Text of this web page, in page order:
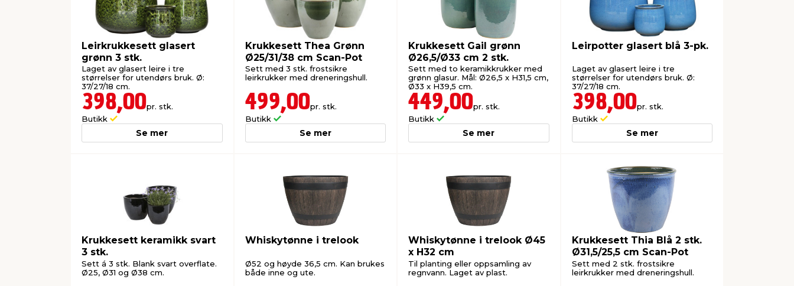
Leirkrukkesett glasert
grønn 3 stk.
Laget av glasert leire i tre
størrelser for utendørs bruk. Ø:
37/27/18 cm.
398,00pr. stk.
Butikk
Se mer
Krukkesett Thea Grønn
Ø25/31/38 cm Scan-Pot
Sett med 3 stk. frostsikre
leirkrukker med dreneringshull.
499,00pr. stk.
Butikk
Se mer
Krukkesett Gail grønn
Ø26,5/Ø33 cm 2 stk.
Sett med to keramikkrukker med
grønn glasur. Mål: Ø26,5 x H31,5 cm,
Ø33 x H39,5 cm.
449,00pr. stk.
Butikk
Se mer
Leirpotter glasert blå 3-pk.
Laget av glasert leire i tre
størrelser for utendørs bruk. Ø:
37/27/18 cm.
398,00pr. stk.
Butikk
Se mer
Krukkesett keramikk svart
3 stk.
Sett á 3 stk. Blank svart overflate.
Ø25, Ø31 og Ø38 cm.
Whiskytønne i trelook
Ø52 og høyde 36,5 cm. Kan brukes
både inne og ute.
Whiskytønne i trelook Ø45
x H32 cm
Til planting eller oppsamling av
regnvann. Laget av plast.
Krukkesett Thia Blå 2 stk.
Ø31,5/25,5 cm Scan-Pot
Sett med 2 stk. frostsikre
leirkrukker med dreneringshull.